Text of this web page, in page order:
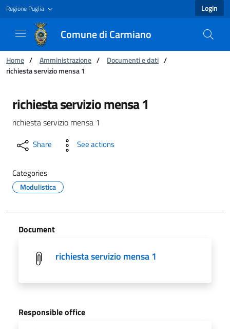
Regione Puglia Login
Comune di Carmiano
You are:
Home / Amministrazione / Documenti e dati /
richiesta servizio mensa 1
richiesta servizio mensa 1 - Comune di
richiesta servizio mensa 1
richiesta servizio mensa 1
Share See actions
Categories
Modulistica
Document
richiesta servizio mensa 1
Responsible office